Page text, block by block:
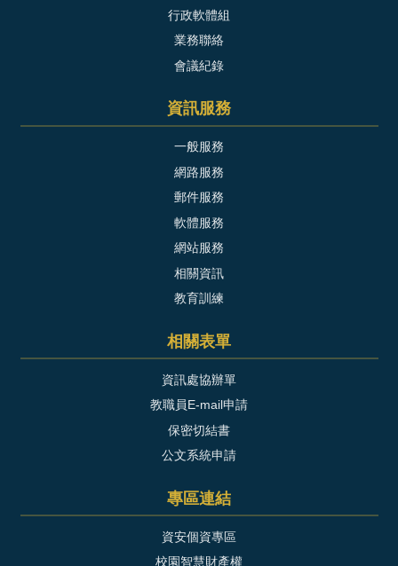
行政軟體組
業務聯絡
會議紀錄
資訊服務
一般服務
網路服務
郵件服務
軟體服務
網站服務
相關資訊
教育訓練
相關表單
資訊處協辦單
教職員E-mail申請
保密切結書
公文系統申請
專區連結
資安個資專區
校園智慧財產權